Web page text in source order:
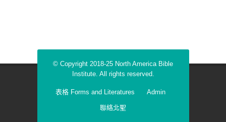
© Copyright 2018-25 North America Bible
Institute. All rights reserved.
表格 Forms and Literatures Admin
聯絡北聖